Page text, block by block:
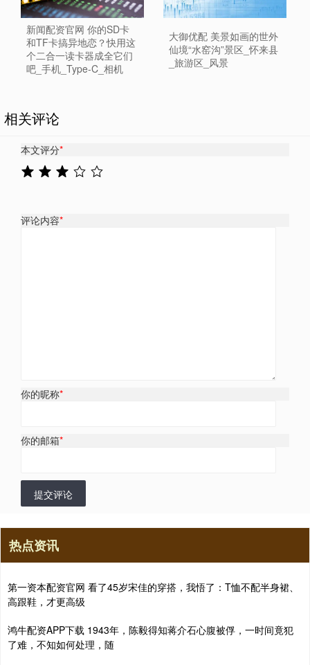
新闻配资官网 你的SD卡
和TF卡搞异地恋？快用这
个二合一读卡器成全它们
吧_手机_Type-C_相机
大御优配 美景如画的世外
仙境“水窑沟”景区_怀来县
_旅游区_风景
相关评论
本文评分*
评论内容*
你的昵称*
你的邮箱*
提交评论
热点资讯
第一资本配资官网 看了45岁宋佳的穿搭，我悟了：T恤不配半身裙、
高跟鞋，才更高级
鸿牛配资APP下载 1943年，陈毅得知蒋介石心腹被俘，一时间竟犯
了难，不知如何处理，随